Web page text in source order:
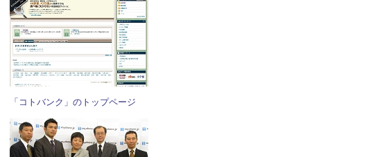
「コトバンク」のトップページ